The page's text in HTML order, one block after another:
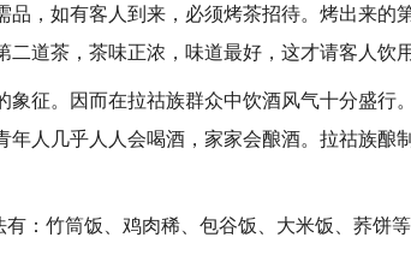
，如有客人到来，必须烤茶招待。烤出来的
道茶，茶味正浓，味道最好，这才请客人饮
征。因而在拉祜族群众中饮酒风气十分盛行
年人几乎人人会喝酒，家家会酿酒。拉祜族酿
竹筒饭、鸡肉稀、包谷饭、大米饭、荞饼等